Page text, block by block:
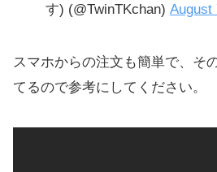
す) (@TwinTKchan) August
スマホからの注文も簡単で、そ
てるので参考にしてください。